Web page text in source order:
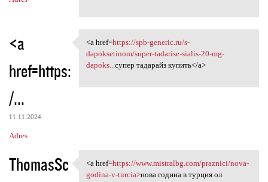
<a
href=https:
/...
11.11.2024
Adres
<a href=https://spb-generic
<a href=https://spb-generic.ru/s-
dapoksetinom/super-tadarise-sialis-20-mg-
dapoks...супер тадарайз купить</a>
ThomasSc
<a href=https://www.mistralbg
<a href=https://www.mistralbg.com/praznici/nova-
godina-v-turcia>нова година в турция ол